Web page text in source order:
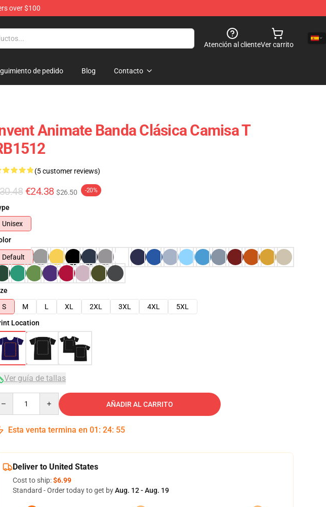
over $100
Atención al clienteVer carrito
de pedido Blog Contacto
Animate Banda Clásica Camisa T
(5 customer reviews)
€24.38 $26.50 -20%
Unisex
Default
S
M L XL 2XL 3XL 4XL
5XL
Location
Ver guía de tallas
AÑADIR AL CARRITO
Esta venta termina en 01 : 24: 53
Deliver to United States
Cost to ship:$6.99
Standard - Order today to get byAug. 12 - Aug. 19